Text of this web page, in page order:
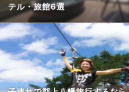
テル・旅館6選